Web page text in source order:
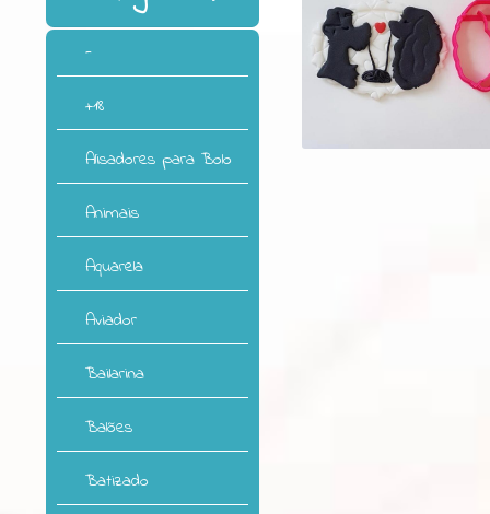
-
+18
Alisadores para Bolo
Animais
Aquarela
Aviador
Bailarina
Balões
Batizado